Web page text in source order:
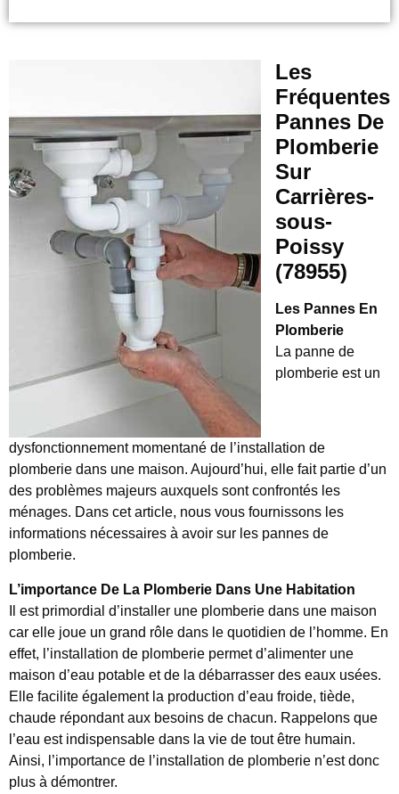
Les
Fréquentes
Pannes De
Plomberie
Sur
Carrières-
sous-
Poissy
(78955)
Les Pannes En
Plomberie
La panne de
plomberie est un
dysfonctionnement momentané de l’installation de
plomberie dans une maison. Aujourd’hui, elle fait partie d’un
des problèmes majeurs auxquels sont confrontés les
ménages. Dans cet article, nous vous fournissons les
informations nécessaires à avoir sur les pannes de
plomberie.
L’importance De La Plomberie Dans Une Habitation
Il est primordial d’installer une plomberie dans une maison
car elle joue un grand rôle dans le quotidien de l’homme. En
effet, l’installation de plomberie permet d’alimenter une
maison d’eau potable et de la débarrasser des eaux usées.
Elle facilite également la production d’eau froide, tiède,
chaude répondant aux besoins de chacun. Rappelons que
l’eau est indispensable dans la vie de tout être humain.
Ainsi, l’importance de l’installation de plomberie n’est donc
plus à démontrer.